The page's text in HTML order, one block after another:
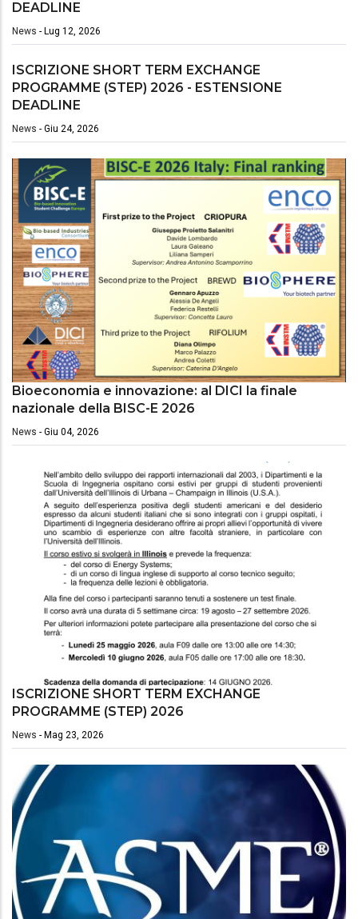
DEADLINE
News - Lug 12, 2026
ISCRIZIONE SHORT TERM EXCHANGE
PROGRAMME (STEP) 2026 - ESTENSIONE
DEADLINE
News - Giu 24, 2026
Bioeconomia e innovazione: al DICI la finale
nazionale della BISC-E 2026
News - Giu 04, 2026
ISCRIZIONE SHORT TERM EXCHANGE
PROGRAMME (STEP) 2026
News - Mag 23, 2026